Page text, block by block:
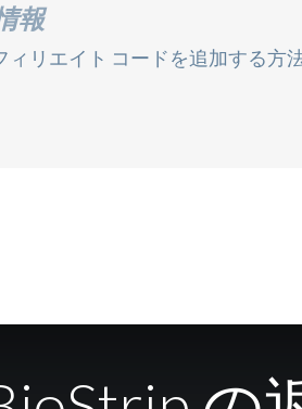
報
ィリエイト コードを追加する方